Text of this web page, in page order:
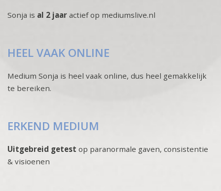
Sonja is al 2 jaar actief op mediumslive.nl
HEEL VAAK ONLINE
Medium Sonja is heel vaak online, dus heel gemakkelijk
te bereiken.
ERKEND MEDIUM
Uitgebreid getest op paranormale gaven, consistentie
& visioenen